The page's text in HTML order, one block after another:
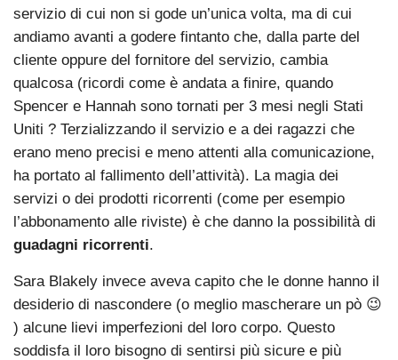
servizio di cui non si gode un’unica volta, ma di cui
andiamo avanti a godere fintanto che, dalla parte del
cliente oppure del fornitore del servizio, cambia
qualcosa (ricordi come è andata a finire, quando
Spencer e Hannah sono tornati per 3 mesi negli Stati
Uniti ? Terzializzando il servizio e a dei ragazzi che
erano meno precisi e meno attenti alla comunicazione,
ha portato al fallimento dell’attività). La magia dei
servizi o dei prodotti ricorrenti (come per esempio
l’abbonamento alle riviste) è che danno la possibilità di
guadagni ricorrenti.
Sara Blakely invece aveva capito che le donne hanno il
desiderio di nascondere (o meglio mascherare un pò 😉
) alcune lievi imperfezioni del loro corpo. Questo
soddisfa il loro bisogno di sentirsi più sicure e più